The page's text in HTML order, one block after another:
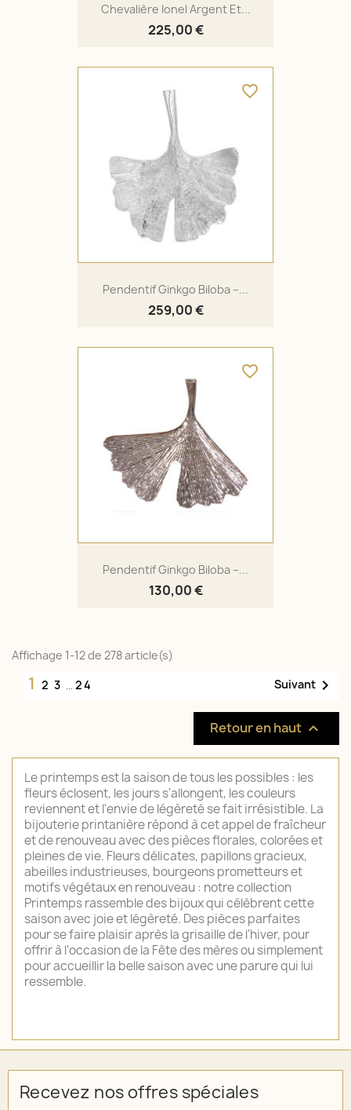
Chevalière Ionel Argent Et...
225,00 €
Pendentif Ginkgo Biloba –...
259,00 €
favorite_border
Pendentif Ginkgo Biloba –...
130,00 €
favorite_border
Affichage 1-12 de 278 article(s)
1 2 3 … 24 Suivant 
Retour en haut 
Le printemps est la saison de tous les possibles : les
fleurs éclosent, les jours s'allongent, les couleurs
reviennent et l'envie de légèreté se fait irrésistible. La
bijouterie printanière répond à cet appel de fraîcheur
et de renouveau avec des pièces florales, colorées et
pleines de vie. Fleurs délicates, papillons gracieux,
abeilles industrieuses, bourgeons prometteurs et
motifs végétaux en renouveau : notre collection
Printemps rassemble des bijoux qui célèbrent cette
saison avec joie et légèreté. Des pièces parfaites
pour se faire plaisir après la grisaille de l'hiver, pour
offrir à l'occasion de la Fête des mères ou simplement
pour accueillir la belle saison avec une parure qui lui
ressemble.
Recevez nos offres spéciales